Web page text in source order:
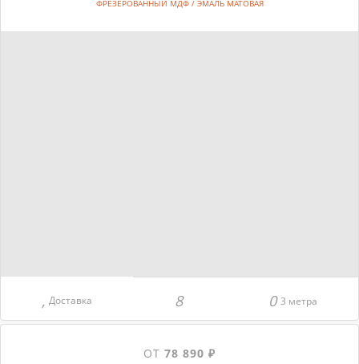
ФРЕЗЕРОВАННЫЙ МДФ / ЭМАЛЬ МАТОВАЯ
Доставка 3 метра
ОТ 78 890 ₽